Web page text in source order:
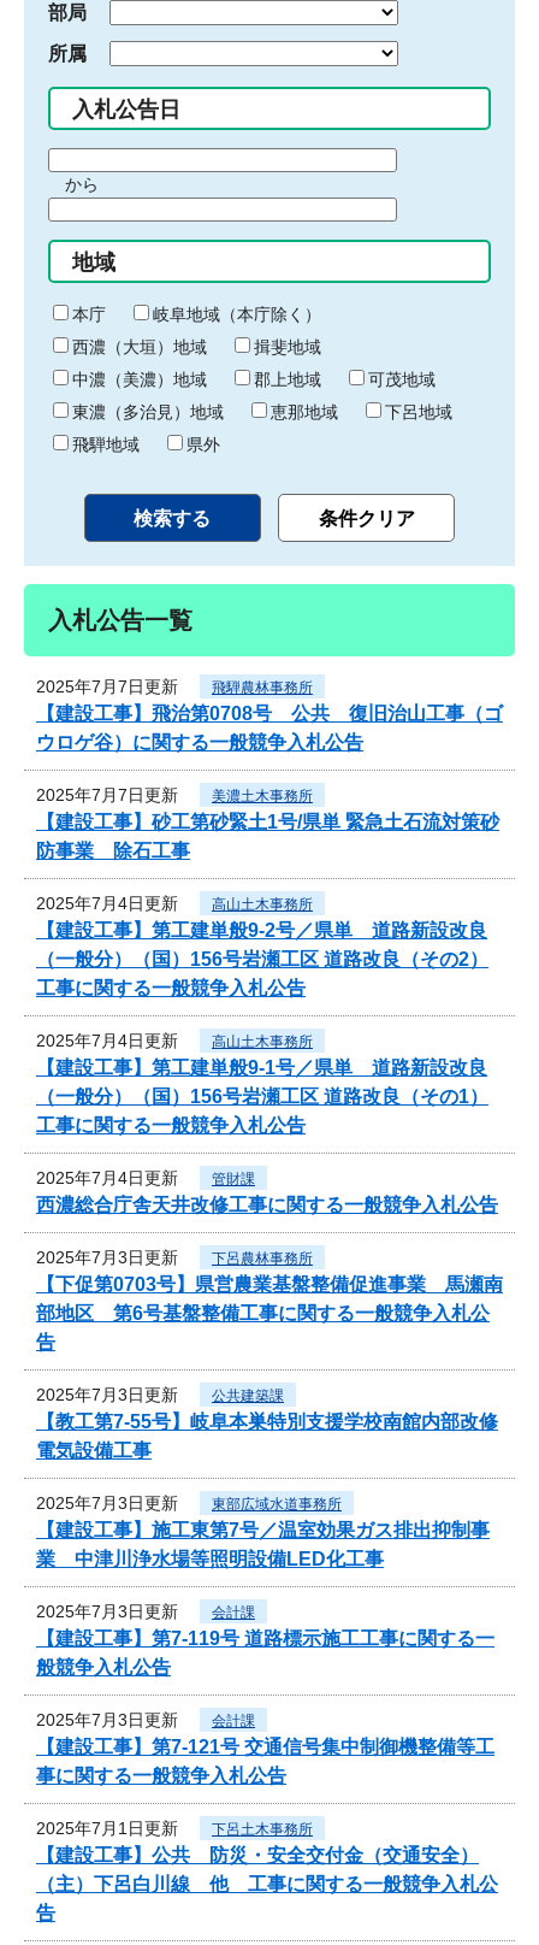
部局
所属
入札公告日
間
始
り
から
間
終
わ
り
地域
本庁
岐阜地域（本庁除く）
西濃（大垣）地域
揖斐地域
中濃（美濃）地域
郡上地域
可茂地域
東濃（多治見）地域
恵那地域
下呂地域
飛騨地域
県外
入札公告一覧
2025年7月7日更新 飛騨農林事務所
【建設工事】飛治第0708号 公共 復旧治山工事（ゴ
ウロゲ谷）に関する一般競争入札公告
2025年7月7日更新 美濃土木事務所
【建設工事】砂工第砂緊土1号/県単 緊急土石流対策砂
防事業 除石工事
2025年7月4日更新 高山土木事務所
【建設工事】第工建単般9-2号／県単 道路新設改良
（一般分）（国）156号岩瀬工区 道路改良（その2）
工事に関する一般競争入札公告
2025年7月4日更新 高山土木事務所
【建設工事】第工建単般9-1号／県単 道路新設改良
（一般分）（国）156号岩瀬工区 道路改良（その1）
工事に関する一般競争入札公告
2025年7月4日更新 管財課
西濃総合庁舎天井改修工事に関する一般競争入札公告
2025年7月3日更新 下呂農林事務所
【下促第0703号】県営農業基盤整備促進事業 馬瀬南
部地区 第6号基盤整備工事に関する一般競争入札公
告
2025年7月3日更新 公共建築課
【教工第7-55号】岐阜本巣特別支援学校南館内部改修
電気設備工事
2025年7月3日更新 東部広域水道事務所
【建設工事】施工東第7号／温室効果ガス排出抑制事
業 中津川浄水場等照明設備LED化工事
2025年7月3日更新 会計課
【建設工事】第7-119号 道路標示施工工事に関する一
般競争入札公告
2025年7月3日更新 会計課
【建設工事】第7-121号 交通信号集中制御機整備等工
事に関する一般競争入札公告
2025年7月1日更新 下呂土木事務所
【建設工事】公共 防災・安全交付金（交通安全）
（主）下呂白川線 他 工事に関する一般競争入札公
告